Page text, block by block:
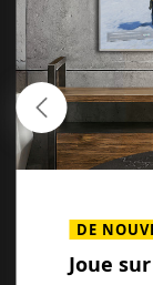
DE
Joue